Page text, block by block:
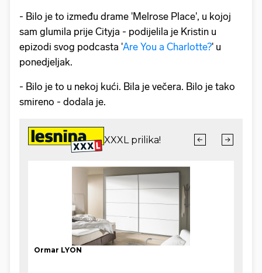
- Bilo je to između drame 'Melrose Place', u kojoj
sam glumila prije Cityja - podijelila je Kristin u
epizodi svog podcasta 'Are You a Charlotte?' u
ponedjeljak.
- Bilo je to u nekoj kući. Bila je večera. Bilo je tako
smireno - dodala je.